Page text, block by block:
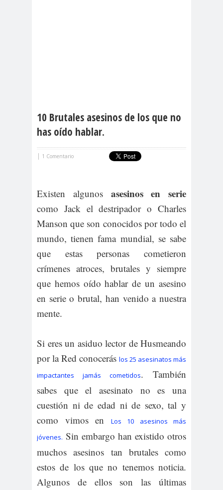
10 Brutales asesinos de los que no
has oído hablar.
| 1 Comentario
Existen algunos asesinos en serie
como Jack el destripador o Charles
Manson que son conocidos por todo el
mundo, tienen fama mundial, se sabe
que estas personas cometieron
crímenes atroces, brutales y siempre
que hemos oído hablar de un asesino
en serie o brutal, han venido a nuestra
mente.
Si eres un asiduo lector de Husmeando
por la Red conocerás los 25 asesinatos más
impactantes jamás cometidos. También
sabes que el asesinato no es una
cuestión ni de edad ni de sexo, tal y
como vimos en
Los 10 asesinos más
jóvenes. Sin embargo han existido otros
muchos asesinos tan brutales como
estos de los que no tenemos noticia.
Algunos de ellos son las últimas